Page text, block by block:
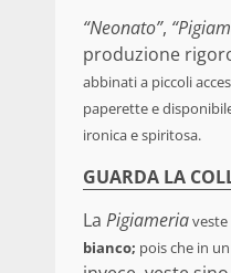
“Neonato”,
produzione
abbinati a piccoli
paperette e
ironica e spiritosa.
GUARDA LA
La Pigiameriaveste
bianco; pois che in